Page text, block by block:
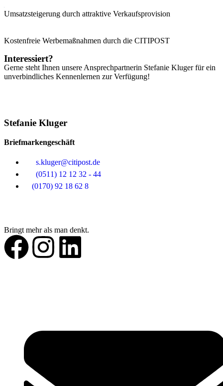
Umsatzsteigerung durch attraktive Verkaufsprovision
Kostenfreie Werbemaßnahmen durch die CITIPOST
Interessiert?
Gerne steht Ihnen unsere Ansprechpartnerin Stefanie Kluger für ein
unverbindliches Kennenlernen zur Verfügung!
Stefanie Kluger
Briefmarkengeschäft
s.kluger@citipost.de
(0511) 12 12 32 - 44
(0170) 92 18 62 8
Bringt mehr als man denkt.